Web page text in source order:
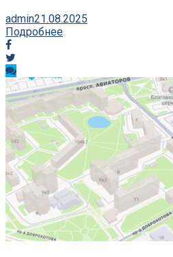
admin21.08.2025
Подробнее